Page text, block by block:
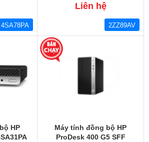
4SA78PA
Liên hệ
2ZZ89AV
HP
Máy tính đồng bộ HP
ProDesk 400 G5 SFF